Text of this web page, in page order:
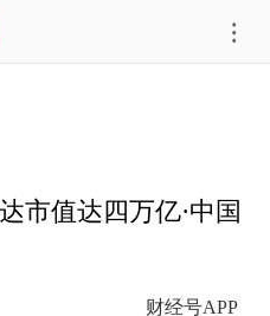
市值达四万亿·中国
财经号APP